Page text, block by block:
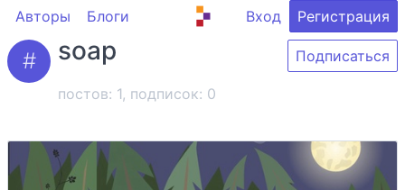
Авторы Блоги Вход Регистрация
soap
постов: 1, подписок: 0
Подписаться